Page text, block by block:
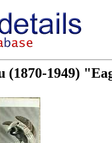
(1870-1949)